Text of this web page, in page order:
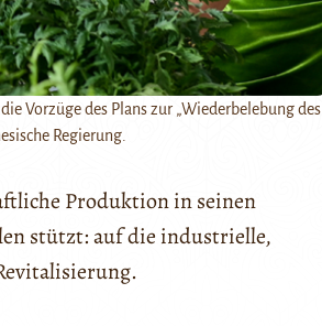
Vorzüge des Plans zur „Wiederbelebung des
Regierung.
Produktion in seinen
stützt: auf die industrielle,